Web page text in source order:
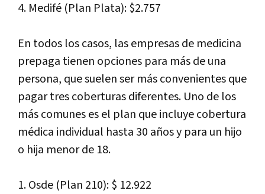
4. Medifé (Plan Plata): $2.757
En todos los casos, las empresas de medicina
prepaga tienen opciones para más de una
persona, que suelen ser más convenientes que
pagar tres coberturas diferentes. Uno de los
más comunes es el plan que incluye cobertura
médica individual hasta 30 años y para un hijo
o hija menor de 18.
1. Osde (Plan 210): $ 12.922